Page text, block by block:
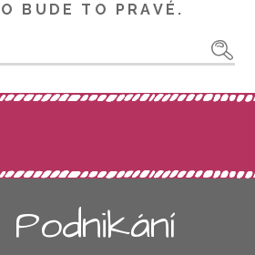
BUDE TO PRAVÉ.